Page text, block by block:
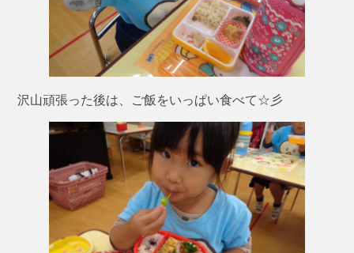
沢山頑張った後は、ご飯をいっぱい食べて☆彡